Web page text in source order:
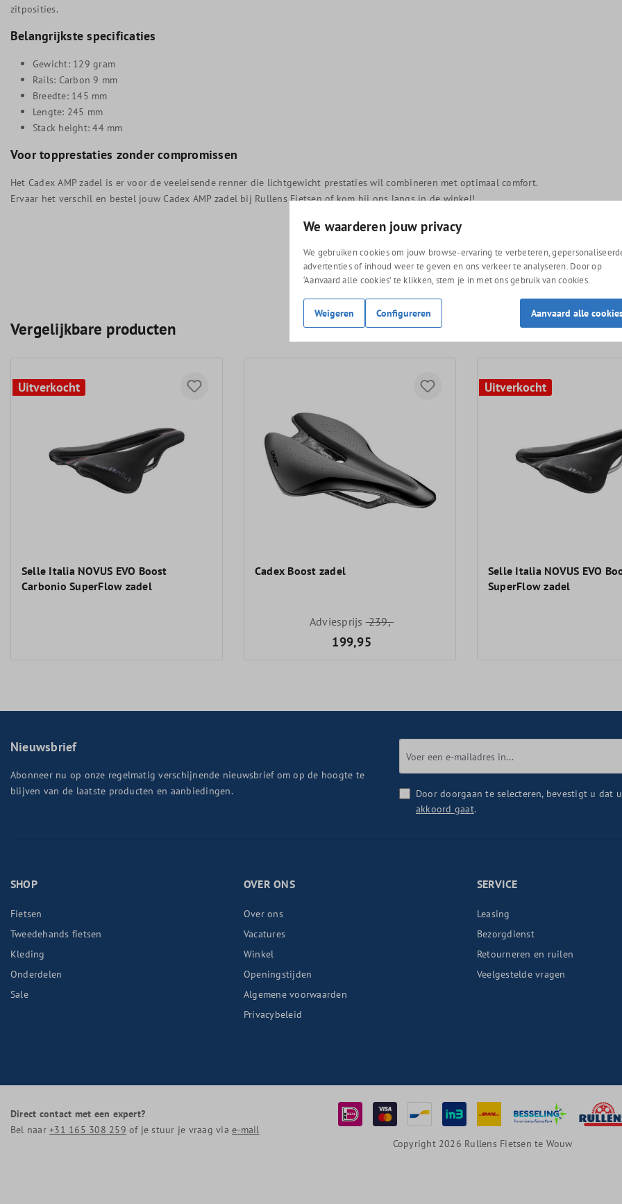
zitposities.
Belangrijkste specificaties
Gewicht: 129 gram
Rails: Carbon 9 mm
Breedte: 145 mm
Lengte: 245 mm
Stack height: 44 mm
Voor topprestaties zonder compromissen
Het Cadex AMP zadel is er voor de veeleisende renner die lichtgewicht prestaties wil combineren met optimaal comfort.
Ervaar het verschil en bestel jouw Cadex AMP zadel bij Rullens Fietsen of kom bij ons langs in de winkel!
Vergelijkbare producten
Uitverkocht
Selle Italia NOVUS EVO Boost
Carbonio SuperFlow zadel
Cadex Boost zadel
Adviesprijs239,-
199,95
Uitverkocht
Selle Italia NOVUS EVO
SuperFlow zadel
Nieuwsbrief
Abonneer nu op onze regelmatig verschijnende nieuwsbrief om op de hoogte te
blijven van de laatste producten en aanbiedingen.
Door doorgaan te selecteren, bevestigt u dat
akkoord gaat.
SHOP
Fietsen
Tweedehands fietsen
Kleding
Onderdelen
Sale
OVER ONS
Over ons
Vacatures
Winkel
Openingstijden
Algemene voorwaarden
Privacybeleid
SERVICE
Leasing
Bezorgdienst
Retourneren en ruilen
Veelgestelde vragen
Direct contact met een expert?
Bel naar+31 165 308 259 of je stuur je vraag viae-mail
Copyright 2026 Rullens Fietsen te Wouw
We waarderen jouw privacy
We gebruiken cookies om jouw browse-ervaring te verbeteren,
advertenties of inhoud weer te geven en ons verkeer te analyseren. Door op
‘Aanvaard alle cookies’ te klikken, stem je in met ons gebruik van cookies.
Weigeren Configureren Aanvaard alle